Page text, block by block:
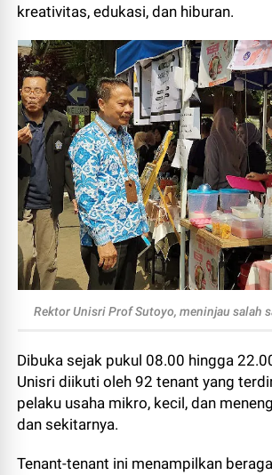
kreativitas, edukasi, dan hiburan.
Rektor Unisri Prof Sutoyo, meninjau salah
Dibuka sejak pukul 08.00 hingga
Unisri diikuti oleh 92 tenant yang
pelaku usaha mikro, kecil, dan
dan sekitarnya.
Tenant-tenant ini menampilkan